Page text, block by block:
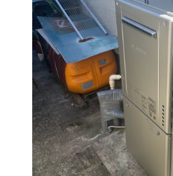
据え置きタイプの給湯器です。